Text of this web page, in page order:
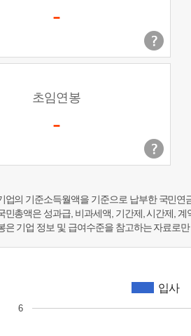
-
초임연봉
-
업의 기준소득월액을 기준으로 납부한 국민연
민총액은 성과급, 비과세액, 기간제, 시간제,
은 기업 정보 및 급여수준을 참고하는 자료로
입사
6